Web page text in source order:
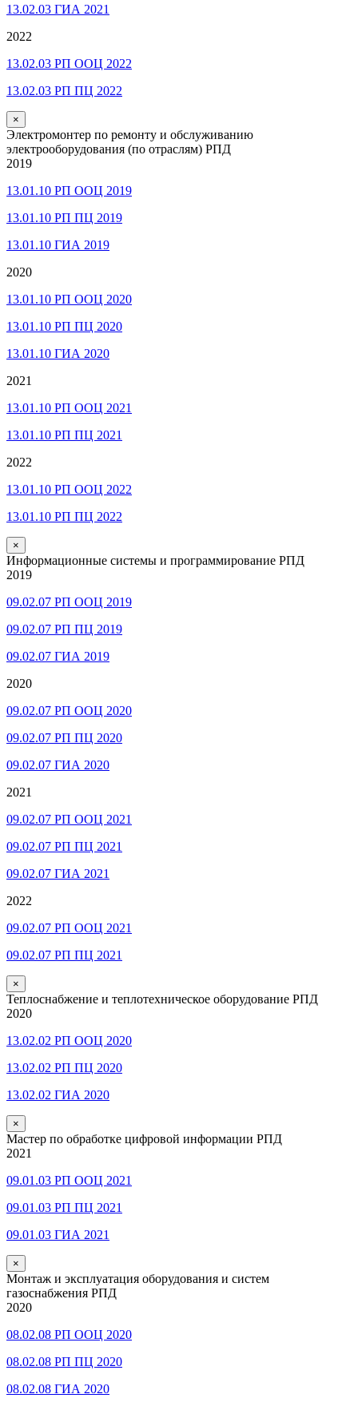
13.02.03 ГИА 2021
2022
13.02.03 РП ООЦ 2022
13.02.03 РП ПЦ 2022
×
Электромонтер по ремонту и обслуживанию
электрооборудования (по отраслям) РПД
2019
13.01.10 РП ООЦ 2019
13.01.10 РП ПЦ 2019
13.01.10 ГИА 2019
2020
13.01.10 РП ООЦ 2020
13.01.10 РП ПЦ 2020
13.01.10 ГИА 2020
2021
13.01.10 РП ООЦ 2021
13.01.10 РП ПЦ 2021
2022
13.01.10 РП ООЦ 2022
13.01.10 РП ПЦ 2022
×
Информационные системы и программирование РПД
2019
09.02.07 РП ООЦ 2019
09.02.07 РП ПЦ 2019
09.02.07 ГИА 2019
2020
09.02.07 РП ООЦ 2020
09.02.07 РП ПЦ 2020
09.02.07 ГИА 2020
2021
09.02.07 РП ООЦ 2021
09.02.07 РП ПЦ 2021
09.02.07 ГИА 2021
2022
09.02.07 РП ООЦ 2021
09.02.07 РП ПЦ 2021
×
Теплоснабжение и теплотехническое оборудование РПД
2020
13.02.02 РП ООЦ 2020
13.02.02 РП ПЦ 2020
13.02.02 ГИА 2020
×
Мастер по обработке цифровой информации РПД
2021
09.01.03 РП ООЦ 2021
09.01.03 РП ПЦ 2021
09.01.03 ГИА 2021
×
Монтаж и эксплуатация оборудования и систем
газоснабжения РПД
2020
08.02.08 РП ООЦ 2020
08.02.08 РП ПЦ 2020
08.02.08 ГИА 2020